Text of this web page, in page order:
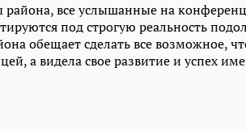
района, все услышанные на
под строгую реальность
обещает сделать все возможное,
а видела свое развитие и успех